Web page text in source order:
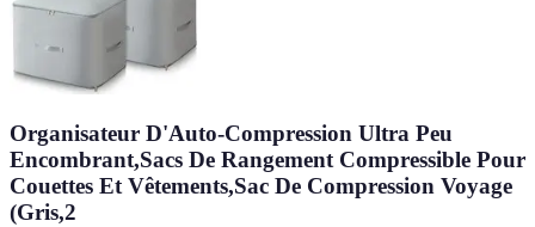
Organisateur D'Auto-Compression Ultra Peu
Encombrant,Sacs De Rangement Compressible Pour
Couettes Et Vêtements,Sac De Compression Voyage
(Gris,2